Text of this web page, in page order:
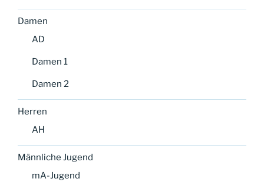
Damen
AD
Damen 1
Damen 2
Herren
AH
Männliche Jugend
mA-Jugend